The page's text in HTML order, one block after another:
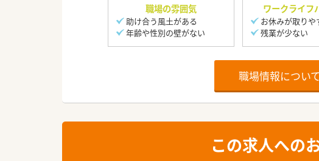
職場の雰囲気
助け合う風土がある
年齢や性別の壁がない
ワークライフ
お休みが取りや
残業が少ない
職場情報につい
この求人への